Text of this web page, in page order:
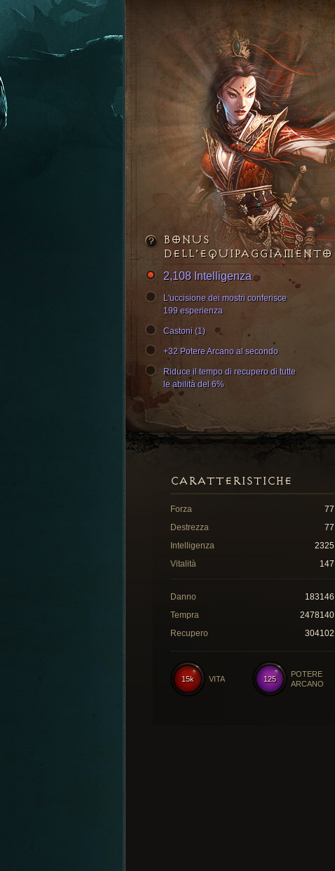
BONUS
DELL’EQUIPAGGIAMENTO
2,108 Intelligenza
L'uccisione dei mostri conferisce
199 esperienza
Castoni (1)
+32 Potere Arcano al secondo
Riduce il tempo di recupero di tutte
le abilità del 6%
CARATTERISTICHE
Forza
77
Destrezza
77
Intelligenza
2325
Vitalità
147
Danno
183146
Tempra
2478140
Recupero
304102
125
POTERE
ARCANO
15k VITA